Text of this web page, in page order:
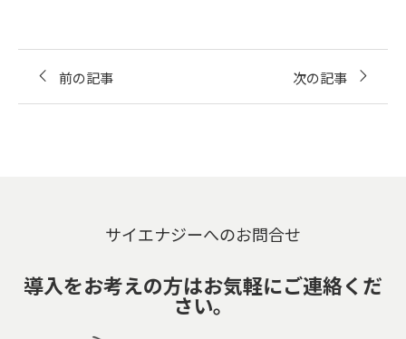
前の記事 次の記事
サイエナジーへのお問合せ
導入をお考えの方はお気軽にご連絡くだ
さい。